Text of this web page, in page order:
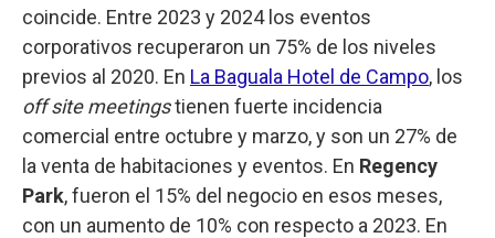
coincide. Entre 2023 y 2024 los eventos
corporativos recuperaron un 75% de los niveles
previos al 2020. En La Baguala Hotel de Campo, los
off site meetingstienen fuerte incidencia
comercial entre octubre y marzo, y son un 27% de
la venta de habitaciones y eventos. En Regency
Park, fueron el 15% del negocio en esos meses,
con un aumento de 10% con respecto a 2023. En